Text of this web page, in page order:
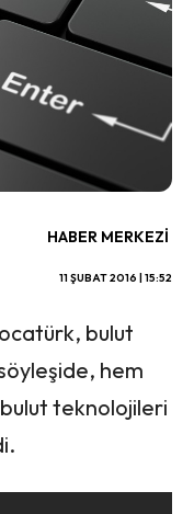
HABER MERKEZI
11 ŞUBAT 2016 | 15:52
bulut
hem
bulut teknolojileri